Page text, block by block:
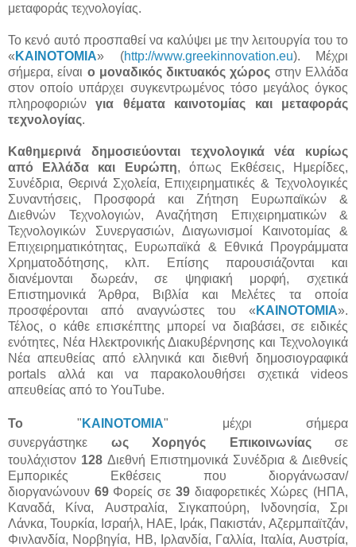
μεταφοράς τεχνολογίας.
Το κενό αυτό προσπαθεί να καλύψει με την λειτουργία του το
« ΚΑΙΝΟΤΟΜΙΑ» (http://www.greekinnovation.eu). Μέχρι
σήμερα, είναι ο μοναδικός δικτυακός χώρος στην Ελλάδα
στον οποίο υπάρχει συγκεντρωμένος τόσο μεγάλος όγκος
πληροφοριώνγια θέματα καινοτομίας και μεταφοράς
τεχνολογίας.
Καθημερινά δημοσιεύονται τεχνολογικά νέα κυρίως
από Ελλάδα και Ευρώπη, όπως Εκθέσεις, Ημερίδες,
Συνέδρια, Θερινά Σχολεία, Επιχειρηματικές & Τεχνολογικές
Συναντήσεις, Προσφορά και Ζήτηση Ευρωπαϊκών &
Διεθνών Τεχνολογιών, Αναζήτηση Επιχειρηματικών &
Τεχνολογικών Συνεργασιών, Διαγωνισμοί Καινοτομίας &
Επιχειρηματικότητας, Ευρωπαϊκά & Εθνικά Προγράμματα
Χρηματοδότησης, κλπ. Επίσης παρουσιάζονται και
διανέμονται δωρεάν, σε ψηφιακή μορφή, σχετικά
Επιστημονικά Άρθρα, Βιβλία και Μελέτες τα οποία
προσφέρονται από αναγνώστες του « ΚΑΙΝΟΤΟΜΙΑ».
Τέλος, ο κάθε επισκέπτης μπορεί να διαβάσει, σε ειδικές
ενότητες, Νέα Ηλεκτρονικής Διακυβέρνησης και Τεχνολογικά
Νέα απευθείας από ελληνικά και διεθνή δημοσιογραφικά
portals αλλά και να παρακολουθήσει σχετικά videos
απευθείας από το YouTube.
Το " KAINOTOMIA" μέχρι σήμερα
συνεργάστηκε ως Χορηγός Επικοινωνίας
σε
τουλάχιστον 128 Διεθνή Επιστημονικά Συνέδρια & Διεθνείς
Εμπορικές Εκθέσεις που διοργάνωσαν/
διοργανώνουν 69 Φορείς σε 39διαφορετικές Χώρες (ΗΠΑ,
Καναδά, Κίνα, Αυστραλία, Σιγκαπούρη, Ινδονησία, Σρι
Λάνκα, Τουρκία, Ισραήλ, ΗΑΕ, Ιράκ, Πακιστάν, Αζερμπαϊτζάν,
Φινλανδία, Νορβηγία, ΗΒ, Ιρλανδία, Γαλλία, Ιταλία, Αυστρία,